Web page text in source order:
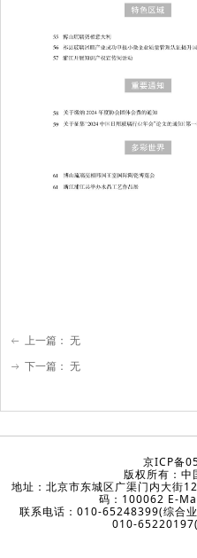
ꂃ 上一篇： 无
ꁹ 下一篇： 无
京ICP备
版权所有：中
地址：北京市东城区广渠门内大街
码：100062 E-
联系电话：010-65248399(综合
010-